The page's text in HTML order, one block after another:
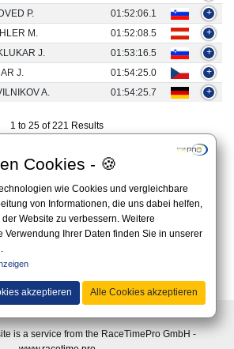
Cookies - 🍪
wie Cookies und vergleichbare
von Informationen, die uns dabei helfen,
Website zu verbessern. Weitere
Verwendung Ihrer Daten finden Sie in unserer
akzeptieren Alle Cookies akzeptieren
P. 01:52:06.1
+
M. 01:52:08.5
+
J. 01:53:16.5
+
J. 01:54:25.0
+
A. 01:54:25.7 +
1 to 25 of 221 Results
on the website of the organizer.
is a service from the RaceTimePro GmbH -